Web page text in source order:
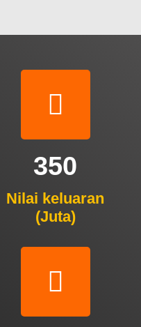
350
Nilai keluaran
(Juta)